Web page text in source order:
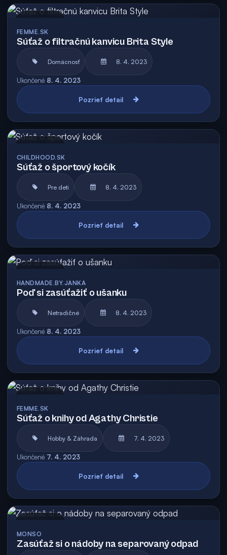
FEMME.SK
Súťaž o filtračnú kanvicu Brita Style
Domácnosť 8. 4. 2023
Ukončené 8. 4. 2023
Pozrieť detail
CHILDHOOD.SK
Súťaž o športový kočík
Pre deti 8. 4. 2023
Ukončené 8. 4. 2023
Pozrieť detail
HANDMADE.BY.JANKA
Poď si zasúťažiť o ušanku
Netradičné 8. 4. 2023
Ukončené 8. 4. 2023
Pozrieť detail
FEMME.SK
Súťaž o knihy od Agathy Christie
Hobby & Záhrada 7. 4. 2023
Ukončené 7. 4. 2023
Pozrieť detail
MONSO
Zasúťaž si o nádoby na separovaný odpad